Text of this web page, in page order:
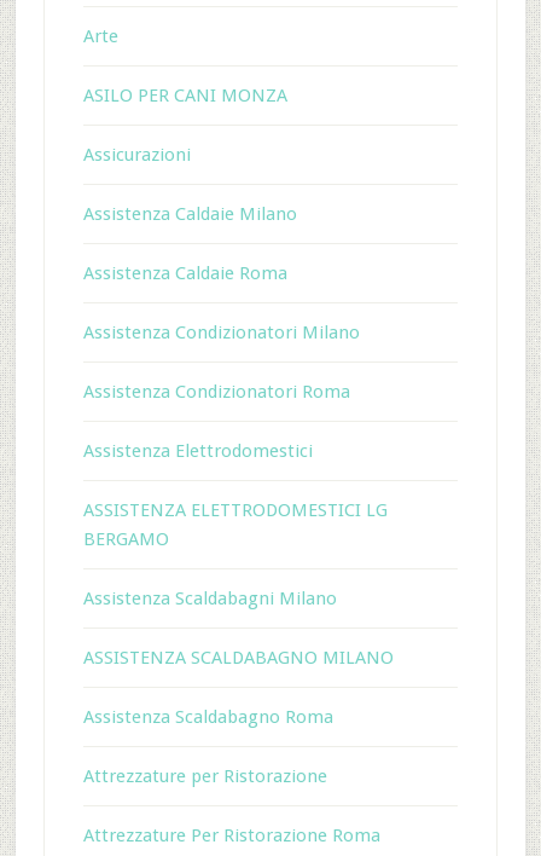
Arte
ASILO PER CANI MONZA
Assicurazioni
Assistenza Caldaie Milano
Assistenza Caldaie Roma
Assistenza Condizionatori Milano
Assistenza Condizionatori Roma
Assistenza Elettrodomestici
ASSISTENZA ELETTRODOMESTICI LG
BERGAMO
Assistenza Scaldabagni Milano
ASSISTENZA SCALDABAGNO MILANO
Assistenza Scaldabagno Roma
Attrezzature per Ristorazione
Attrezzature Per Ristorazione Roma